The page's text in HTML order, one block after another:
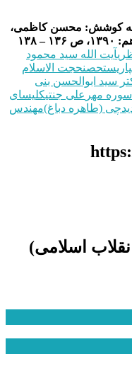
به کوشش: محسن کاظمی،
آیت الله سید محمود
پاریستحصنحجت الاسلام
سید ابوالحسن بنی
مهر علی جنتیکلیساى
(طاهره دباغ)مهندس
اسلامی​)